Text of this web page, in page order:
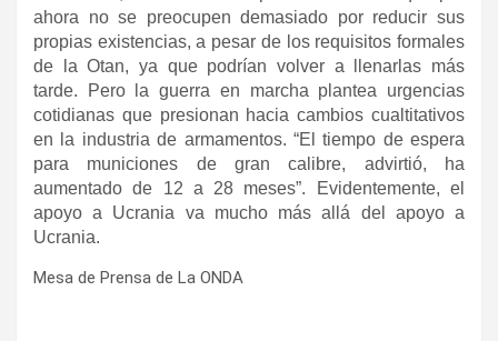
ahora no se preocupen demasiado por reducir sus
propias existencias, a pesar de los requisitos formales
de la Otan, ya que podrían volver a llenarlas más
tarde. Pero la guerra en marcha plantea urgencias
cotidianas que presionan hacia cambios cualtitativos
en la industria de armamentos. “El tiempo de espera
para municiones de gran calibre, advirtió, ha
aumentado de 12 a 28 meses”. Evidentemente, el
apoyo a Ucrania va mucho más allá del apoyo a
Ucrania.
Mesa de Prensa de La ONDA